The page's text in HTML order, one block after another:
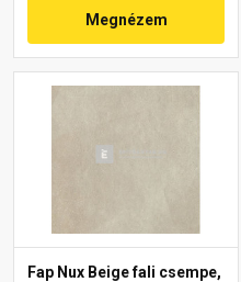
Megnézem
Fap Nux Beige fali csempe,